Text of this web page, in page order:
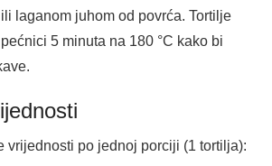
laganom juhom od povrća. Tortilje
5 minuta na 180 °C kako bi
vrijednosti po jednoj porciji (1 tortilja):